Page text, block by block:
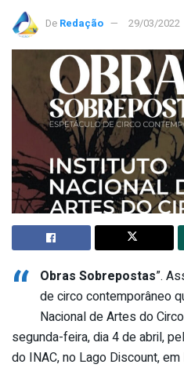
De Redação 29/03/2022
“ Obras Sobrepostas”.
de circo contemporâneo
Nacional de Artes do
segunda-feira, dia 4 de abril,
do INAC, no Lago Discount, em